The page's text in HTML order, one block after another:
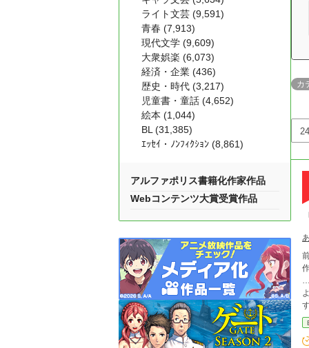
カ
作知
……だっ
よ
すことを決
開発済み処
メ
ライト文芸 (9,591)
青春 (7,913)
現代文学 (9,609)
大衆娯楽 (6,073)
経済・企業 (436)
歴史・時代 (3,217)
児童書・童話 (4,652)
絵本 (1,044)
BL (31,385)
ｴｯｾｲ・ﾉﾝﾌｨｸｼｮﾝ (8,861)
アルファポリス書籍化作家作品
Webコンテンツ大賞受賞作品